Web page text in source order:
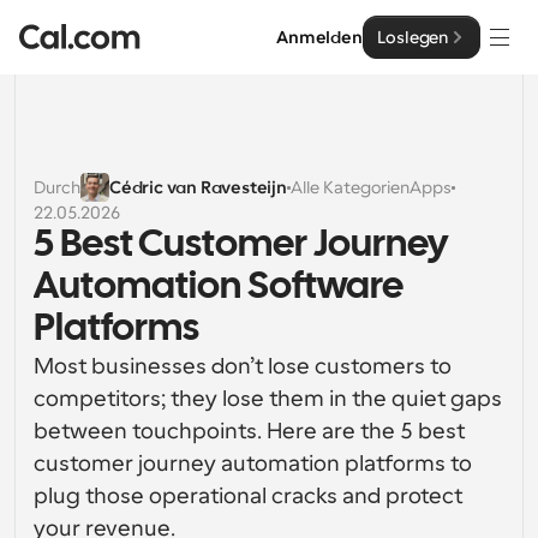
Anmelden Loslegen
Lösungen
Nach Teamgröße
Für Einzelpersonen
Persönliche Terminplanung einfach gemacht
Kollaborative Planung für Gruppen
Für Entwickler
Leistungsstarke Funktionen und Integrationen
Für Unternehmen
Enterprise
Entwickler
Entwicklerdokumentation
Dokumentation für die Cal.com-Plattform
Ressourcen
API
Erstellen Sie Ihre eigenen Integrationen mit unserer
Preisgestaltung
Durch Cédric van Ravesteijn Alle KategorienApps
22.05.2026
5 Best Customer Journey
Automation Software
Platforms
Most businesses don’t lose customers to
competitors; they lose them in the quiet gaps
between touchpoints. Here are the 5 best
customer journey automation platforms to
plug those operational cracks and protect
your revenue.